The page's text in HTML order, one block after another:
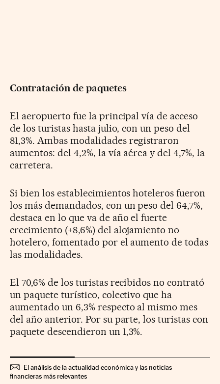
Contratación de paquetes
El aeropuerto fue la principal vía de acceso
de los turistas hasta julio, con un peso del
81,3%. Ambas modalidades registraron
aumentos: del 4,2%, la vía aérea y del 4,7%, la
carretera.
Si bien los establecimientos hoteleros fueron
los más demandados, con un peso del 64,7%,
destaca en lo que va de año el fuerte
crecimiento (+8,6%) del alojamiento no
hotelero, fomentado por el aumento de todas
las modalidades.
El 70,6% de los turistas recibidos no contrató
un paquete turístico, colectivo que ha
aumentado un 6,3% respecto al mismo mes
del año anterior. Por su parte, los turistas con
paquete descendieron un 1,3%.
El análisis de la actualidad económica y las noticias
financieras más relevantes